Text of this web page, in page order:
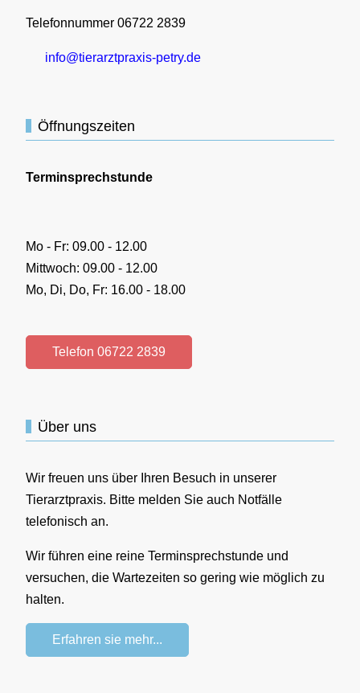
Telefonnummer 06722 2839
info@tierarztpraxis-petry.de
Öffnungszeiten
Terminsprechstunde
Mo - Fr: 09.00 - 12.00
Mittwoch: 09.00 - 12.00
Mo, Di, Do, Fr: 16.00 - 18.00
Telefon 06722 2839
Über uns
Wir freuen uns über Ihren Besuch in unserer
Tierarztpraxis. Bitte melden Sie auch Notfälle
telefonisch an.
Wir führen eine reine Terminsprechstunde und
versuchen, die Wartezeiten so gering wie möglich zu
halten.
Erfahren sie mehr...